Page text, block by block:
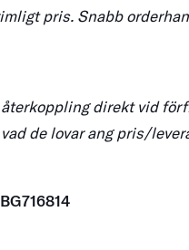
pris. Snabb
direkt vid
de lovar ang pris/